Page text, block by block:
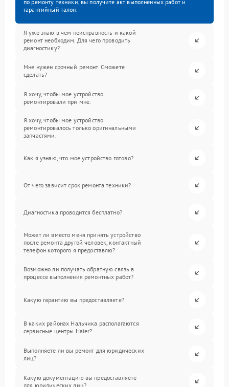
по ремонту техники, вы получите акт выполненных работ и
гарантийный талон.
Я уже знаю в чем неисправность и какой
ремонт необходим. Для чего проводить
диагностику?
Мне нужен срочный ремонт. Сможете
сделать?
Я хочу, чтобы мое устройство
ремонтировали при мне.
Я хочу, чтобы мое устройство
ремонтировалось только оригинальными
запчастями.
Как я узнаю, что мое устройство готово?
От чего зависит срок ремонта техники?
Диагностика проводится бесплатно?
Может ли вместо меня принять устройство
после ремонта другой человек, контактный
телефон которого я предоставлю?
Возможно ли получать обратную связь в
процессе выполнения ремонтных работ?
Какую гарантию вы предоставляете?
В каких районах Нальчика располагаются
сервисные центры Haier?
Выполняете ли вы ремонт для юридических
лиц?
Какую документацию вы предоставляете
для юридических лиц?